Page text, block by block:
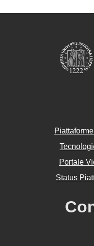
Portale
Status